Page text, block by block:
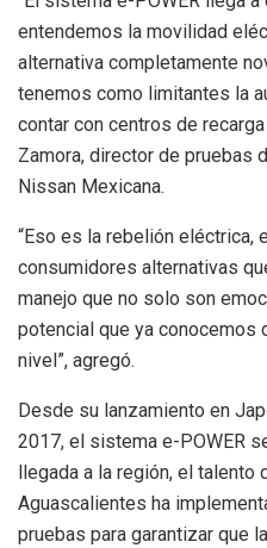
entendemos la movilidad
alternativa completamente
tenemos como limitantes la
contar con centros de
Zamora, director de pruebas
Nissan Mexicana.
“Eso es la rebelión eléctrica,
consumidores alternativas
manejo que no solo son
potencial que ya conocemos
nivel”, agregó.
Desde su lanzamiento en
2017, el sistema e-POWER
llegada a la región, el
Aguascalientes ha
pruebas para garantizar que